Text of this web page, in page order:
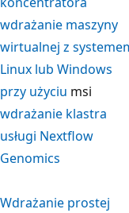
wdrażanie maszyny
wirtualnej z
Linux lub Windows
przy użyciu msi
wdrażanie klastra
usługi Nextflow
Genomics
Wdrażanie prostej